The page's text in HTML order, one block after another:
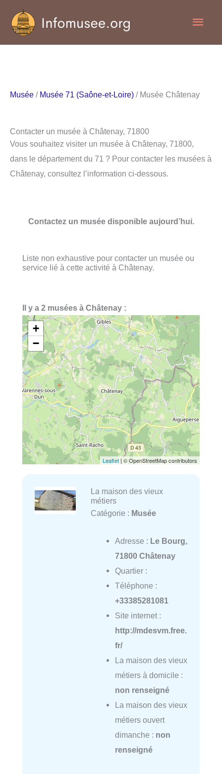
contenu
Musée / Musée 71 (Saône-et-Loire) / Musée Châtenay
Contacter un musée à Châtenay, 71800
Vous souhaitez visiter un musée à Châtenay, 71800,
dans le département du 71 ? Pour contacter les musées à
Châtenay, consultez l’information ci-dessous.
Contactez un musée disponible aujourd’hui.
Liste non exhaustive pour contacter un musée ou
service lié à cette activité à Châtenay.
Il y a 2 musées à Châtenay :
+
−
Leaflet| © OpenStreetMap contributors
La maison des vieux
métiers
Catégorie : Musée
Adresse : Le Bourg,
71800 Châtenay
Quartier :
Téléphone :
+33385281081
Site internet :
http://mdesvm.free.
fr/
La maison des vieux
métiers à domicile :
non renseigné
La maison des vieux
métiers ouvert
dimanche : non
renseigné